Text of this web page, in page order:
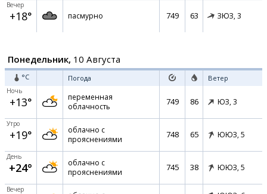
Вечер
+18° пасмурно 749 63 ЗЮЗ, 3
Понедельник, 10 Августа
°C Погода Ветер
Ночь
+13°
переменная
облачность
749 86 ЮЗ, 3
Утро
+19°
облачно с
прояснениями
748 65 ЮЮЗ, 5
День
+24°
облачно с
прояснениями
745 38 ЮЮЗ, 5
Вечер